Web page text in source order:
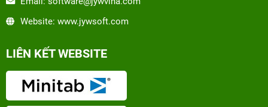
Website: www.jywsoft.com
LIÊN KẾT WEBSITE